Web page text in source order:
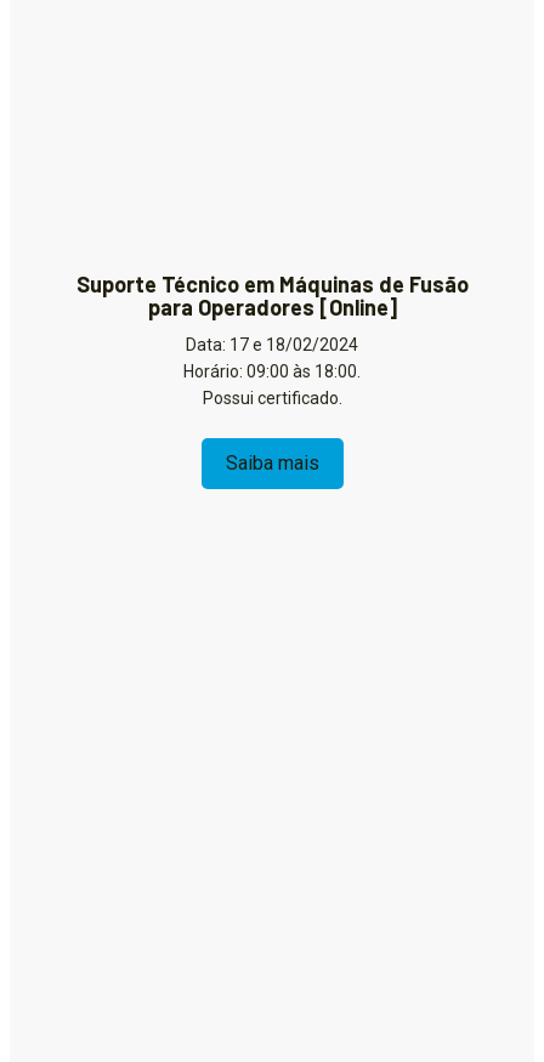
Suporte Técnico em Máquinas de Fusão
para Operadores [Online]
Data: 17 e 18/02/2024
Horário: 09:00 às 18:00.
Possui certificado.
Saiba mais